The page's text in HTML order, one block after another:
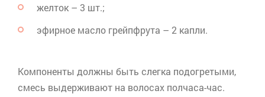
желток – 3 шт.;
эфирное масло грейпфрута – 2 капли.
Компоненты должны быть слегка подогретыми,
смесь выдерживают на волосах полчаса-час.